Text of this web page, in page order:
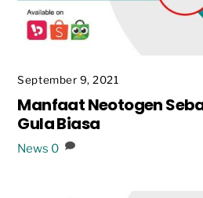
September 9, 2021
Manfaat Neotogen
Gula Biasa
News 0